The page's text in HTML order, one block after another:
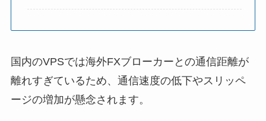
国内のVPSでは海外FXブローカーとの通信距離が
離れすぎているため、通信速度の低下やスリッペ
ージの増加が懸念されます。